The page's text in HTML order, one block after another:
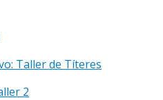
Taller de Títeres
2